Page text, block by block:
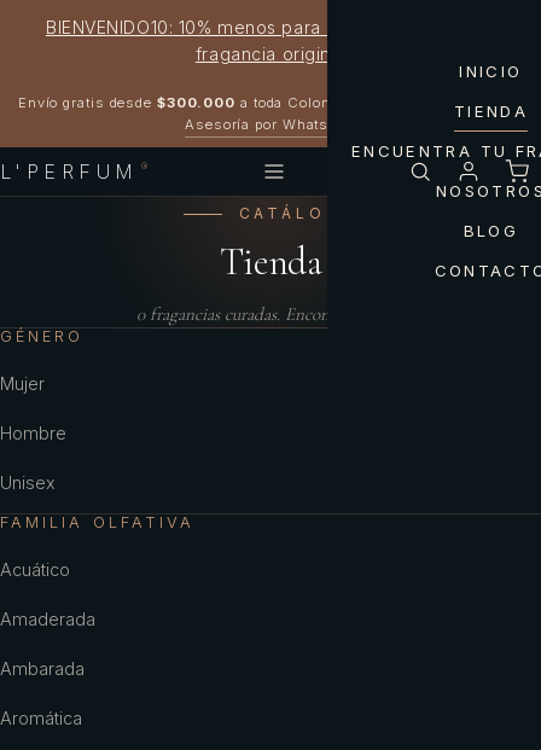
BIENVENIDO10: 10% menos para estrenar tu próxima
fragancia original
Envío gratis desde $300.000 a toda Colombia
Asesoría por WhatsApp
L'PERFUM ®
INICIO
TIENDA
ENCUENTRA TU
BLOG
CATÁLOGO
Tienda
0fragancias curadas. Encontrá la tuya.
GÉNERO
Mujer
Hombre
Unisex
FAMILIA OLFATIVA
Acuático
Amaderada
Ambarada
Aromática